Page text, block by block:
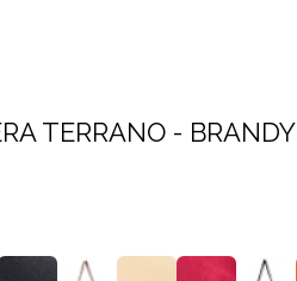
TERRANO - BRANDY